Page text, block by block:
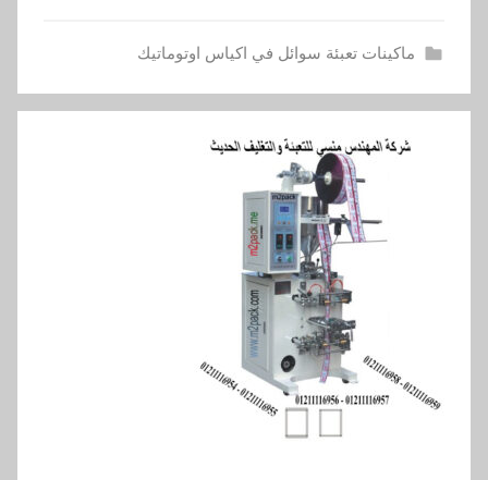
ماكينات تعبئة سوائل في اكياس اوتوماتيك